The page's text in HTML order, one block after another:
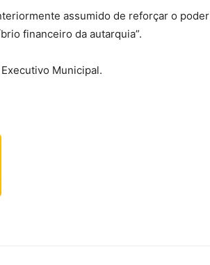
assumido de reforçar o poder
financeiro da autarquia”.
Municipal.